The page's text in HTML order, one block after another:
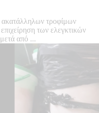
τροφίμων
των ελεγκτικών
από ...